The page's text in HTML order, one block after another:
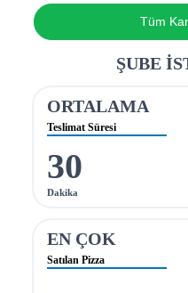
Tüm
ŞUBE
ORTALAMA
Teslimat Süresi
30
Dakika
EN ÇOK
Satılan Pizza